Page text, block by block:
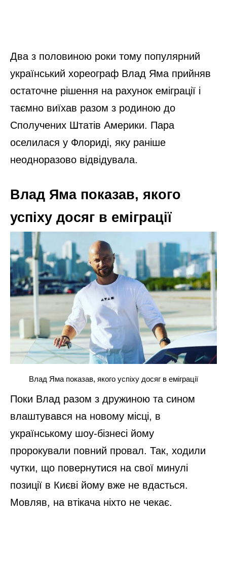
Два з половиною роки тому популярний
український хореограф Влад Яма прийняв
остаточне рішення на рахунок еміграції і
таємно виїхав разом з родиною до
Сполучених Штатів Америки. Пара
оселилася у Флориді, яку раніше
неодноразово відвідувала.
Влад Яма показав, якого
успіху досяг в еміграції
Влад Яма показав, якого успіху досяг в еміграції
Поки Влад разом з дружиною та сином
влаштувався на новому місці, в
українському шоу-бізнесі йому
пророкували повний провал. Так, ходили
чутки, що повернутися на свої минулі
позиції в Києві йому вже не вдасться.
Мовляв, на втікача ніхто не чекає.